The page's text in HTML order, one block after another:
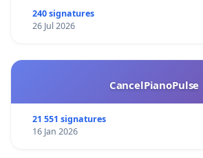
240 signatures
26 Jul 2026
CancelPianoPulse
21 551 signatures
16 Jan 2026